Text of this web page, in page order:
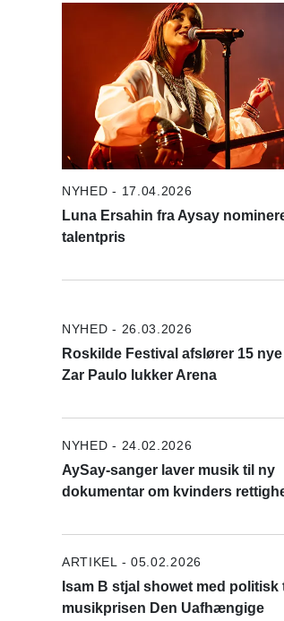
NYHED - 17.04.2026
Luna Ersahin fra Aysay
talentpris
NYHED - 26.03.2026
Roskilde Festival afslører 15
Zar Paulo lukker Arena
NYHED - 24.02.2026
AySay-sanger laver musik til ny
dokumentar om kvinders
ARTIKEL - 05.02.2026
Isam B stjal showet med politisk
musikprisen Den Uafhængige